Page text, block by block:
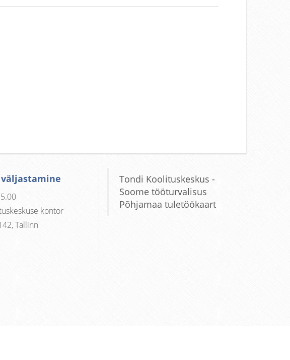
kontor
Tallinn
Tondi Koolituskeskus -
Soome tööturvalisus
Põhjamaa tuletöökaart